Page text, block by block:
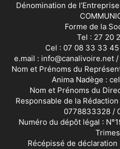
Dénomination de l’Entreprise
Forme de la
Tel : 27 20
Cel : 07 08 33 33
e.mail : info@canalivoire.net
Nom et Prénoms du
Anima Nadège :
Nom et Prénoms du
Responsable de la
0778833328 /
Numéro du dépôt légal :
Récépissé de